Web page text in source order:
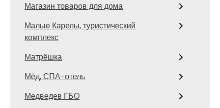
Магазин товаров для дома
Малые Карелы, туристический
комплекс
Матрёшка
Мёд, СПА-отель
Медведев ГБО